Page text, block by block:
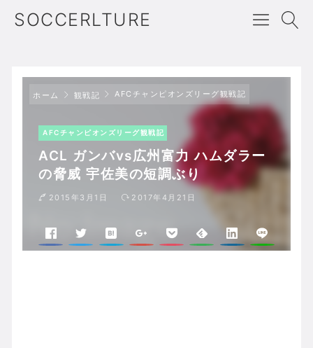
SOCCERLTURE
ホーム 観戦記 AFCチャンピオンズリーグ観戦記
AFCチャンピオンズリーグ観戦記
ACL ガンバvs広州富力 ハムダラー
の脅威 宇佐美の短調ぶり
2015年3月1日 2017年4月21日